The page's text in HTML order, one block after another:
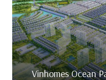
Vinhomes Ocean